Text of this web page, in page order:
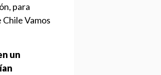
para
Vamos
un